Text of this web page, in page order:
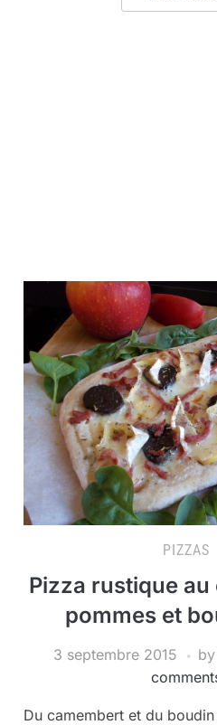
PIZZAS
Pizza rustique
pommes et
3 septembre 2015 by
Du camembert et du